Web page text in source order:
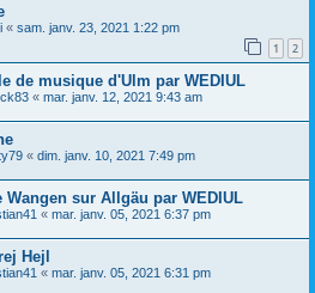
« sam. janv. 23, 2021 1:22 pm
1 2
de musique d'Ulm par WEDIUL
« mar. janv. 12, 2021 9:43 am
« dim. janv. 10, 2021 7:49 pm
Wangen sur Allgäu par WEDIUL
« mar. janv. 05, 2021 6:37 pm
Hejl
« mar. janv. 05, 2021 6:31 pm